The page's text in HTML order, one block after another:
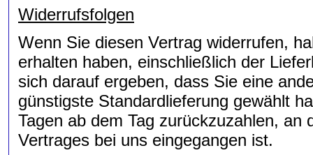
Widerrufsfolgen
Wenn Sie diesen Vertrag widerrufen,
erhalten haben, einschließlich der
sich darauf ergeben, dass Sie eine
günstigste Standardlieferung gewählt
Tagen ab dem Tag zurückzuzahlen,
Vertrages bei uns eingegangen ist.